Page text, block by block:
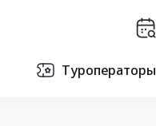
Туроператоры